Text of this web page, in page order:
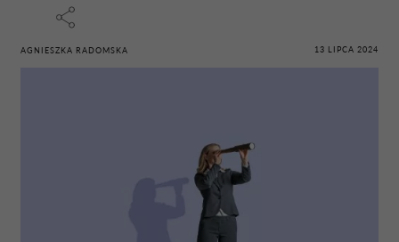
AGNIESZKA RADOMSKA 13 LIPCA 2024